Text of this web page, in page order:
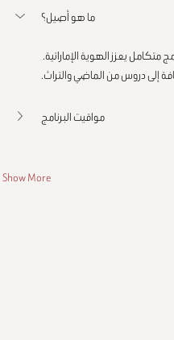
ما هو أصيل؟
ﻣﺘﻜﺎﻣﻞ ﻳﻌﺰز اﻟﻬﻮﻳﺔ اﻹﻣﺎراﺗﻴﺔ.
إلى دروس من الماضي والتراث.
مواقيت البرنامج
Show More